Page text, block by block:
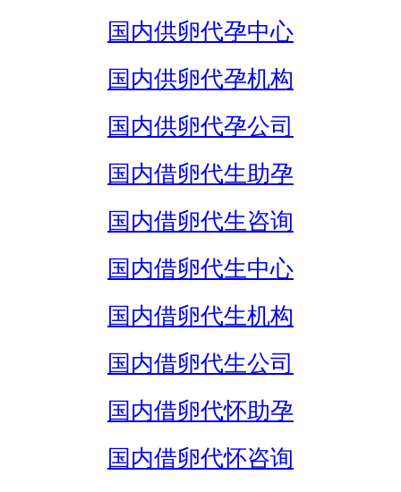
国内供卵代孕中心
国内供卵代孕机构
国内供卵代孕公司
国内借卵代生助孕
国内借卵代生咨询
国内借卵代生中心
国内借卵代生机构
国内借卵代生公司
国内借卵代怀助孕
国内借卵代怀咨询